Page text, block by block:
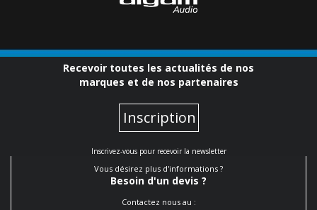
Recevoir toutes les actualités de nos
marques et de nos partenaires
Inscription
Inscrivez-vous pour recevoir la newsletter
Vous désirez plus d'informations ?
Besoin d'un devis ?
Contactez nous au :